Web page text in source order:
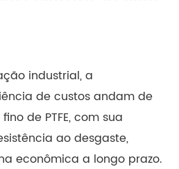
industrial, a
de custos andam de
de PTFE, com sua
ao desgaste,
econômica a longo prazo.